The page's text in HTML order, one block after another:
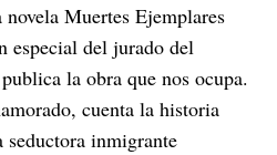
Muertes Ejemplares
especial del jurado del
la obra que nos ocupa.
cuenta la historia
inmigrante